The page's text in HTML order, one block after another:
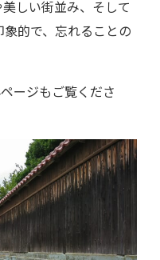
しい街並み、そして
的で、忘れることの
ージもご覧くださ